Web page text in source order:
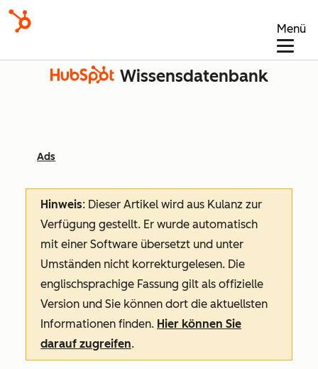
Menü
Wissensdatenbank
Ads
Hinweis: Dieser Artikel wird aus Kulanz zur
Verfügung gestellt. Er wurde automatisch
mit einer Software übersetzt und unter
Umständen nicht korrekturgelesen. Die
englischsprachige Fassung gilt als offizielle
Version und Sie können dort die aktuellsten
Informationen finden. Hier können Sie
darauf zugreifen.